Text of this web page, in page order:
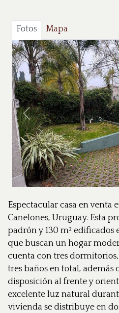
Fotos Mapa
Anterior
Espectacular casa en venta
Canelones, Uruguay. Esta
padrón y 130 m² edificados
que buscan un hogar
cuenta con tres
tres baños en total, además
disposición al frente y
excelente luz natural
vivienda se distribuye en